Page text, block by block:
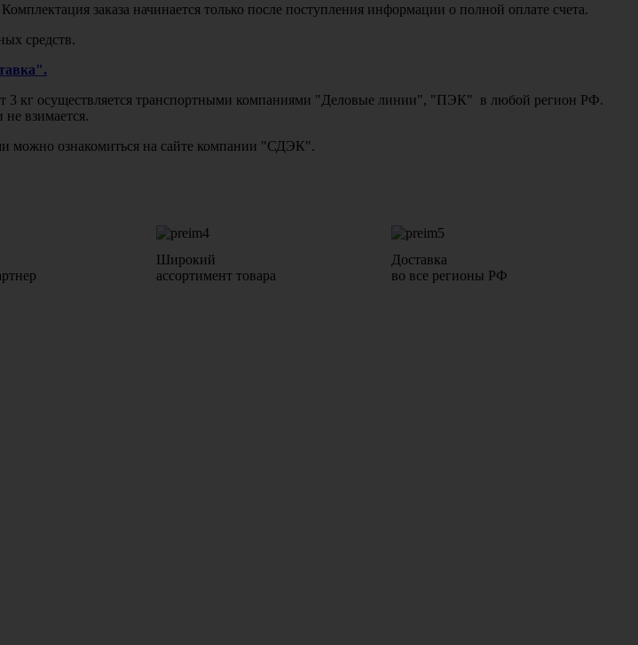
заказа начинается только после поступления информации о полной оплате счета.
средств.
3 кг осуществляется транспортными компаниями "Деловые линии", "ПЭК" в любой регион РФ.
взимается.
можно ознакомиться на сайте компании "СДЭК".
Широкий
ассортимент товара
Доставка
во все регионы РФ